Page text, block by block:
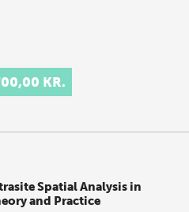
KR.
Spatial Analysis in
and Practice